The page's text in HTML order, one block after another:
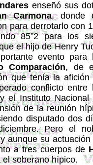
enseñó sus
Carmona, donde
para derrotarlo con
85”2 para los
el hijo de Henry
evento para
Comparación, de
que tenía la afición
conflicto entre
el Instituto Nacional
de la reunión
disputado dos
Pero el
aunque su actuación
a tres cuerpos de
soberano hípico.